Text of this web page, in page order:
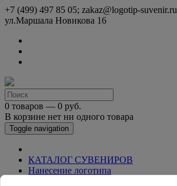
+7 (499) 497 85 05; zakaz@logotip-suvenir.ru
ул.Маршала Новикова 16
0 товаров — 0 руб.
В корзине нет ни одного товара
Toggle navigation
КАТАЛОГ СУВЕНИРОВ
Нанесение логотипа